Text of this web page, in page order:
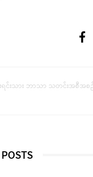
င်းသား ဘာသာ သတင်းအစီအစဉ်